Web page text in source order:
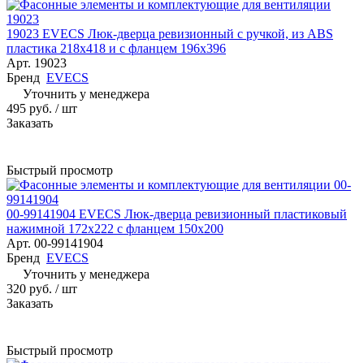
19023 EVECS Люк-дверца ревизионный с ручкой, из ABS
пластика 218х418 и с фланцем 196х396
Арт. 19023
Бренд EVECS
Уточнить у менеджера
495 руб. / шт
Заказать
Быстрый просмотр
00-99141904 EVECS Люк-дверца ревизионный пластиковый
нажимной 172х222 с фланцем 150х200
Арт. 00-99141904
Бренд EVECS
Уточнить у менеджера
320 руб. / шт
Заказать
Быстрый просмотр